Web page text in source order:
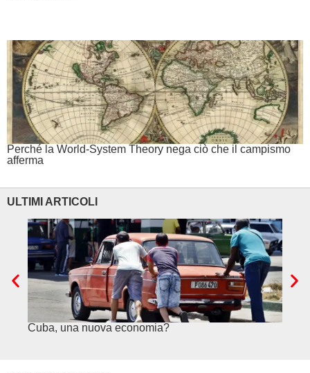
Perché la World-System Theory nega ciò che il campismo
afferma
ULTIMI ARTICOLI
Cuba, una nuova economia?